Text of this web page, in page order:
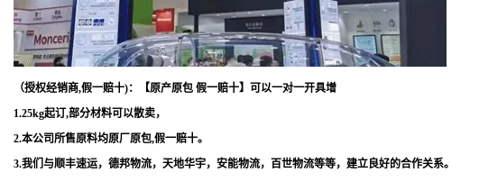
（授权经销商,假一赔十)：【原产原包 假一赔十】可以一对一开具增
1.25kg起订,部分材料可以散卖，
2.本公司所售原料均原厂原包,假一赔十。
3.我们与顺丰速运，德邦物流，天地华宇，安能物流，百世物流等等，建立良好的合作关系。